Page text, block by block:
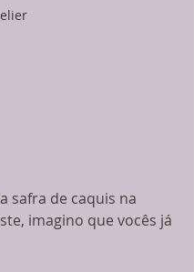
safra de caquis na
imagino que vocês já